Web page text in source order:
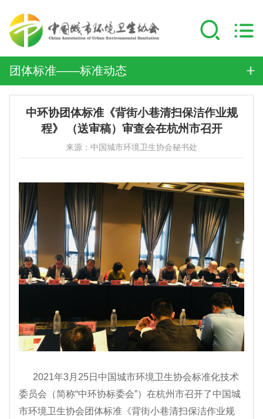
团体标准——标准动态
中环协团体标准《背街小巷清扫保洁作业规
程》 （送审稿）审查会在杭州市召开
来源：中国城市环境卫生协会秘书处
2021年3月25日中国城市环境卫生协会标准化技术
委员会（简称“中环协标委会”）在杭州市召开了中国城
市环境卫生协会团体标准《背街小巷清扫保洁作业规